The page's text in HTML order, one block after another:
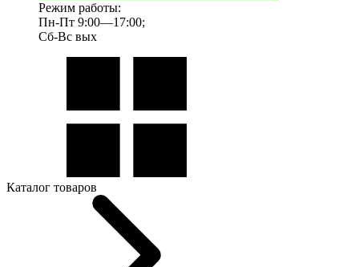
Режим работы:
Пн-Пт 9:00—17:00;
Сб-Вс вых
Каталог товаров